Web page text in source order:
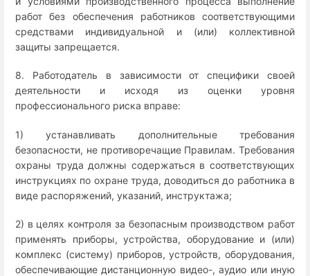
работ без обеспечения работников соответствующими
средствами индивидуальной и (или) коллективной
защиты запрещается.
8. Работодатель в зависимости от специфики своей
деятельности и исходя из оценки уровня
профессионального риска вправе:
1) устанавливать дополнительные требования
безопасности, не противоречащие Правилам. Требования
охраны труда должны содержаться в соответствующих
инструкциях по охране труда, доводиться до работника в
виде распоряжений, указаний, инструктажа;
2) в целях контроля за безопасным производством работ
применять приборы, устройства, оборудование и (или)
комплекс (систему) приборов, устройств, оборудования,
обеспечивающие дистанционную видео-, аудио или иную